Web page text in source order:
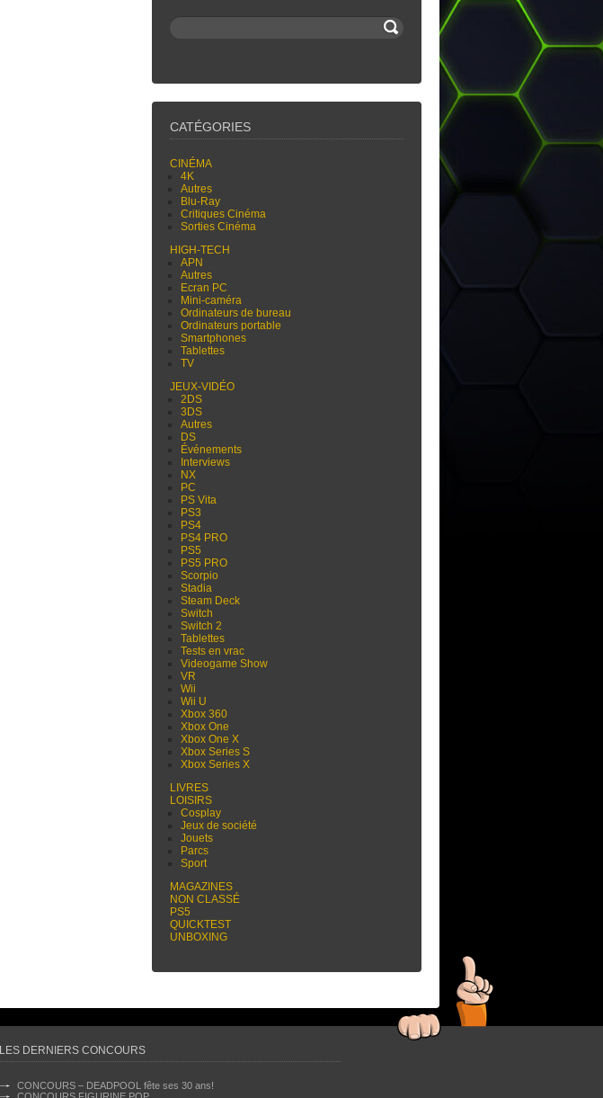
CATÉGORIES
CINÉMA
4K
Autres
Blu-Ray
Critiques Cinéma
Sorties Cinéma
HIGH-TECH
APN
Autres
Ecran PC
Mini-caméra
Ordinateurs de bureau
Ordinateurs portable
Smartphones
Tablettes
TV
JEUX-VIDÉO
2DS
3DS
Autres
DS
Événements
Interviews
NX
PC
PS Vita
PS3
PS4
PS4 PRO
PS5
PS5 PRO
Scorpio
Stadia
Steam Deck
Switch
Switch 2
Tablettes
Tests en vrac
Videogame Show
VR
Wii
Wii U
Xbox 360
Xbox One
Xbox One X
Xbox Series S
Xbox Series X
LIVRES
LOISIRS
Cosplay
Jeux de société
Jouets
Parcs
Sport
MAGAZINES
NON CLASSÉ
PS5
QUICKTEST
UNBOXING
LES DERNIERS CONCOURS
CONCOURS – DEADPOOL fête ses 30 ans!